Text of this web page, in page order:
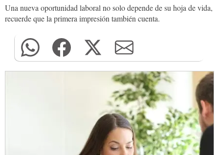
Una nueva oportunidad laboral no solo depende de su hoja de vida,
recuerde que la primera impresión también cuenta.